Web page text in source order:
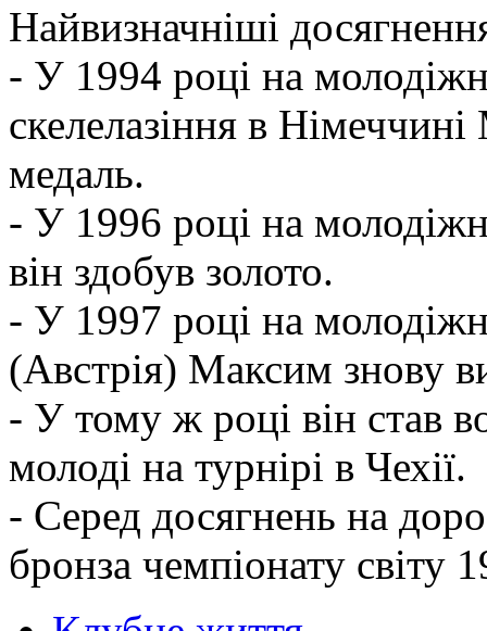
Найвизначніші
- У 1994 році на
скелелазіння в
медаль.
- У 1996 році на
він здобув золото.
- У 1997 році на
(Австрія) Максим знову
- У тому ж році він став
молоді на турнірі в Чехії.
- Серед досягнень на
бронза чемпіонату світу